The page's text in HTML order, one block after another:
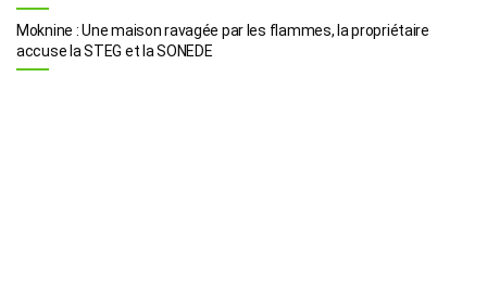
Moknine : Une maison ravagée par les flammes, la propriétaire
accuse la STEG et la SONEDE